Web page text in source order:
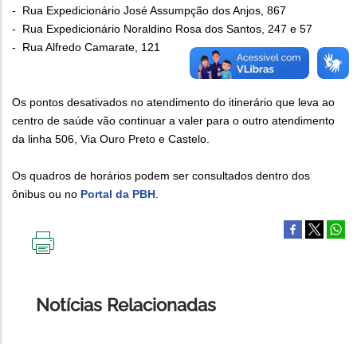
- Rua Expedicionário José Assumpção dos Anjos, 867
- Rua Expedicionário Noraldino Rosa dos Santos, 247 e 57
- Rua Alfredo Camarate, 121
Os pontos desativados no atendimento do itinerário que leva ao
centro de saúde vão continuar a valer para o outro atendimento
da linha 506, Via Ouro Preto e Castelo.
Os quadros de horários podem ser consultados dentro dos
ônibus ou no Portal da PBH.
Notícias Relacionadas